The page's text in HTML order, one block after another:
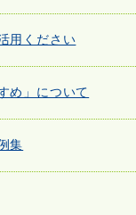
用ください
め」について
集